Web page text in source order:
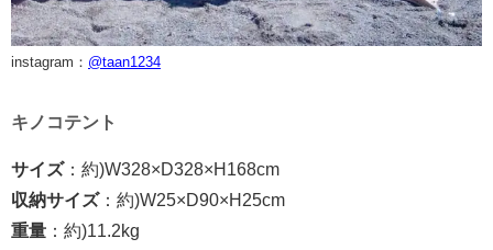
instagram： @taan1234
キノコテント
サイズ：約)W328×D328×H168cm
収納サイズ：約)W25×D90×H25cm
重量 ：約)11.2kg